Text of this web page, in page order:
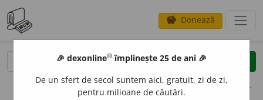
savings Donează
clear
opțiuni
🎉 dexonline® împlinește 25 de ani 🎉
De un sfert de secol suntem aici, gratuit, zi de zi,
pentru milioane de căutări.